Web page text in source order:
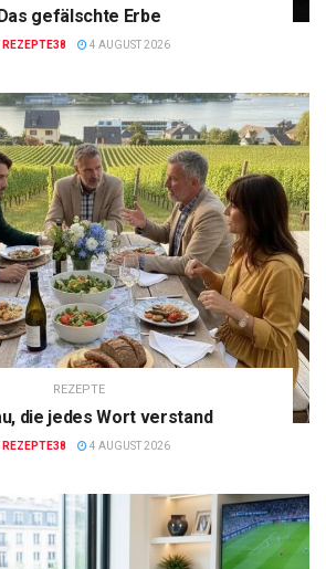
gefälschte Erbe
REZEPTE38 4 AUGUST 2026
REZEPTE
die jedes Wort verstand
REZEPTE38 4 AUGUST 2026